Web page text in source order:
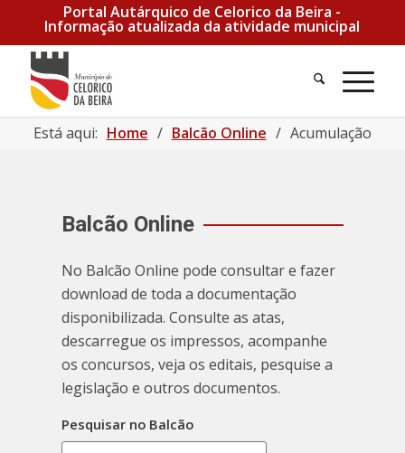
Portal Autárquico de Celorico da Beira -
Informação atualizada da atividade municipal
Está aqui: Home / Balcão Online / Acumulação de
Balcão Online
No Balcão Online pode consultar e fazer
download de toda a documentação
disponibilizada. Consulte as atas,
descarregue os impressos, acompanhe
os concursos, veja os editais, pesquise a
legislação e outros documentos.
Pesquisar no Balcão